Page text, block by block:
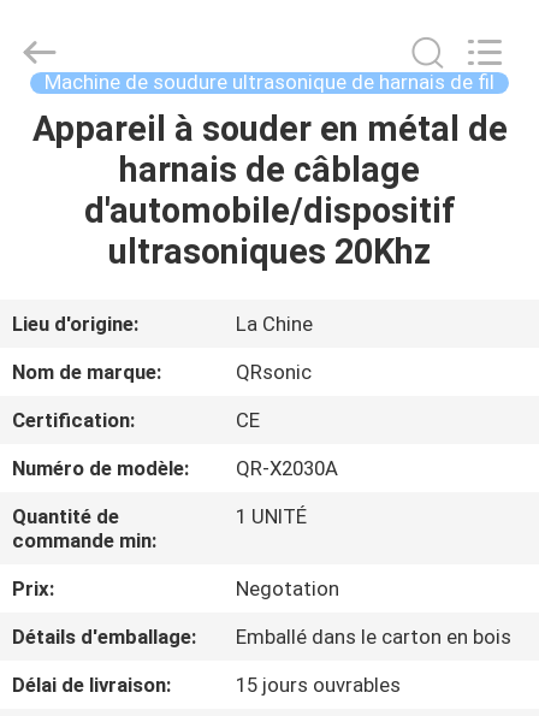
MAISON
PRODUITS
PROPOS
DE
NOUS
VISITE
DE
CONTRÔLE
QUALITÉ
Automation
Equipment
Co.,Ltd.
Reserved.
Machine de soudure ultrasonique de harnais de fil
Appareil à souder en métal de
harnais de câblage
d'automobile/dispositif
ultrasoniques 20Khz
Lieu d'origine:
La Chine
Nom de marque:
QRsonic
Certification:
CE
Numéro de modèle:
QR-X2030A
Quantité de
commande min:
1 UNITÉ
Prix:
Negotation
Détails d'emballage:
Emballé dans le carton en bois
Délai de livraison:
15 jours ouvrables